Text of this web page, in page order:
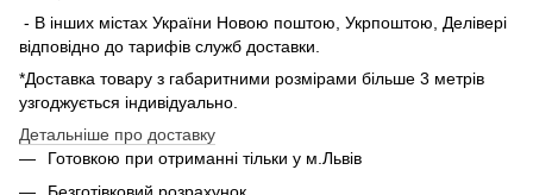
- В інших містах України Новою поштою, Укрпоштою, Делівері
відповідно до тарифів служб доставки.
*Доставка товару з габаритними розмірами більше 3 метрів
узгоджується індивідуально.
Детальніше про доставку
Готовкою при отриманні тільки у м.Львів